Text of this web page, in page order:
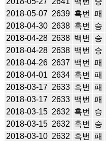
2018-05-07 2639 흑번 패
2018-04-30 2638 흑번 승
2018-04-28 2638 백번 승
2018-04-28 2638 백번 승
2018-04-26 2637 백번 패
2018-04-01 2634 흑번 패
2018-03-17 2633 흑번 패
2018-03-17 2633 백번 패
2018-03-15 2632 흑번 승
2018-03-15 2632 흑번 승
2018-03-10 2632 흑번 패